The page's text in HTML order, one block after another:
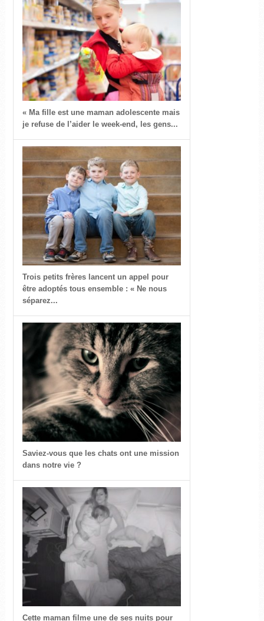
« Ma fille est une maman adolescente mais
je refuse de l’aider le week-end, les gens...
Trois petits frères lancent un appel pour
être adoptés tous ensemble : « Ne nous
séparez...
Saviez-vous que les chats ont une mission
dans notre vie ?
Cette maman filme une de ses nuits pour